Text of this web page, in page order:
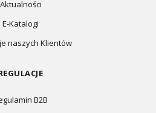
Aktualności
E-Katalogi
naszych Klientów
B2B